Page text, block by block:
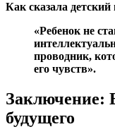
Как сказала
«Ребенок не
проводник,
его чувств».
Заключение:
будущего